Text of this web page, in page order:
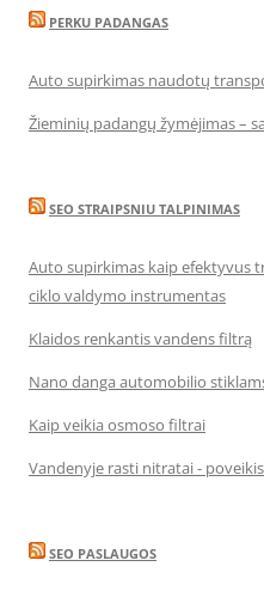
PERKU PADANGAS
Auto supirkimas naudotų
Žieminių padangų žymėjimas –
SEO STRAIPSNIU TALPINIMAS
Auto supirkimas kaip efektyvus
ciklo valdymo instrumentas
Klaidos renkantis vandens filtrą
Nano danga automobilio
Kaip veikia osmoso filtrai
Vandenyje rasti nitratai -
SEO PASLAUGOS